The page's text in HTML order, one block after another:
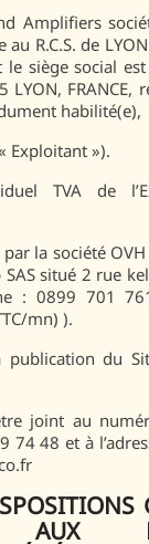
Amplifiers
R.C.S. de
siège social
LYON, FRANCE,
habilité(e),
Exploitant »).
TVA de
la société
situé 2 rue
: 0899 701
mn) ).
du
joint au
74 48 et à
AUX